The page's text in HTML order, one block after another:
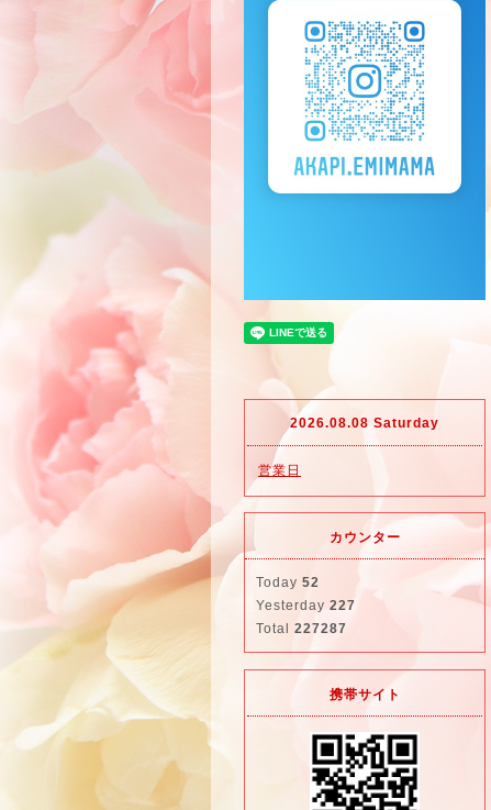
2026.08.08 Saturday
営業日
カウンター
Today 52
Yesterday 227
Total 227287
携帯サイト